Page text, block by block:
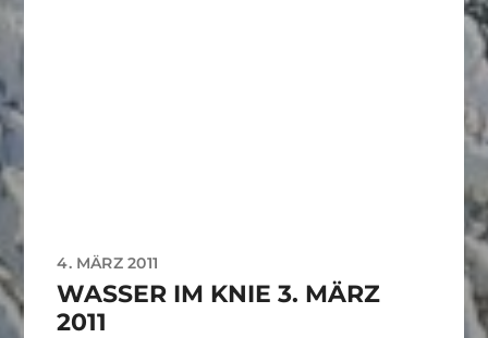
4. MÄRZ 2011
WASSER IM KNIE 3. MÄRZ
2011